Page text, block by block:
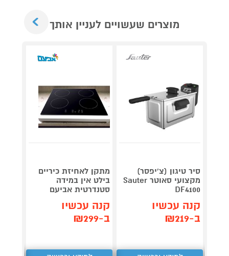
מוצרים שעשויים לעניין אותך
סיר טיגון (צ'יפסר)
מקצועי סאוטר Sauter
DF4100
קנה עכשיו
ב-₪219
מתקן לאחיזת כיריים
בילט אין במידה
סטנדרטית אביעם
קנה עכשיו
ב-₪299